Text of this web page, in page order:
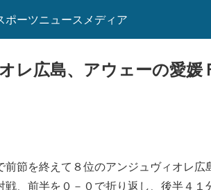
ポーツニュースメディア
レ広島、アウェーの愛
前節を終えて８位のアンジュヴィオレ
戦、前半を０－０で折り返し、後半４